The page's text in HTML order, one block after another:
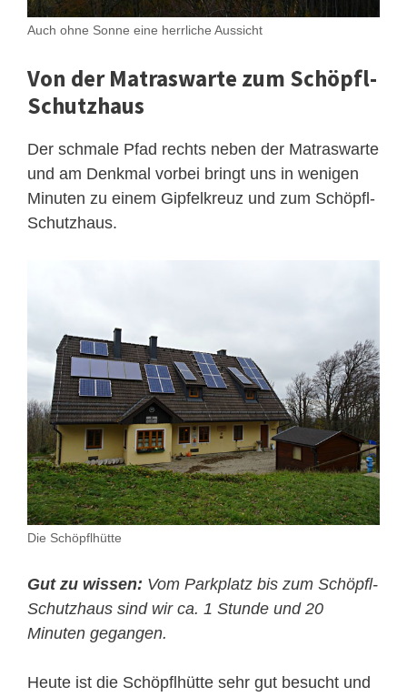
Auch ohne Sonne eine herrliche Aussicht
Von der Matraswarte zum Schöpfl-
Schutzhaus
Der schmale Pfad rechts neben der Matraswarte
und am Denkmal vorbei bringt uns in wenigen
Minuten zu einem Gipfelkreuz und zum Schöpfl-
Schutzhaus.
Die Schöpflhütte
Gut zu wissen: Vom Parkplatz bis zum Schöpfl-
Schutzhaus sind wir ca. 1 Stunde und 20
Minuten gegangen.
Heute ist die Schöpflhütte sehr gut besucht und